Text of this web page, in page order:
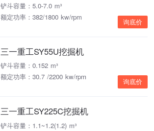
铲斗容量：5.0-7.0 m³
额定功率：382/1800 kw/rpm
询底价
三一重工SY55U挖掘机
铲斗容量：0.152 m³
额定功率：30.7 /2200 kw/rpm
询底价
三一重工SY225C挖掘机
铲斗容量：1.1~1.2(1.2) m³